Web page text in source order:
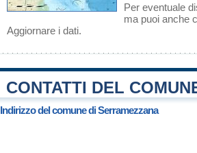
Per eventuale
ma puoi anche
Aggiornare i dati.
CONTATTI DEL
Indirizzo del comune di Serramezzana